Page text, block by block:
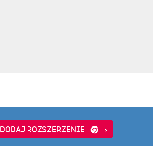
DODAJ ROZSZERZENIE ›